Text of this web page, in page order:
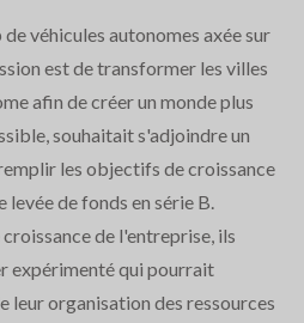
véhicules autonomes axée sur
est de transformer les villes
afin de créer un monde plus
souhaitait s'adjoindre un
les objectifs de croissance
levée de fonds en série B.
de l'entreprise, ils
expérimenté qui pourrait
leur organisation des ressources